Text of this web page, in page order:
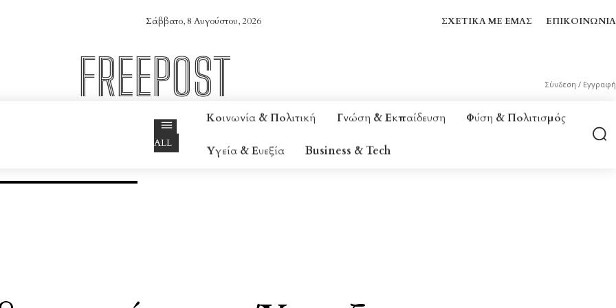
Σάββατο, 8 Αυγούστου, 2026 ΣΧΕΤΙΚΆ ΜΕ ΕΜΆΣ ΕΠΙΚΟΙΝΩΝΊΑ
FREEPOST Σύνδεση / Εγγραφή
ALL
Κοινωνία & Πολιτική Γνώση & Εκπαίδευση Φύση & Πολιτισμός
Υγεία & Ευεξία Business & Tech